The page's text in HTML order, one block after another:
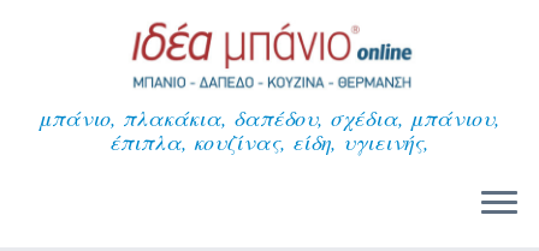
μπάνιο, πλακάκια, δαπέδου, σχέδια, μπάνιου,
έπιπλα, κουζίνας, είδη, υγιεινής,